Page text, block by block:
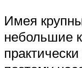
Имея
небольшие